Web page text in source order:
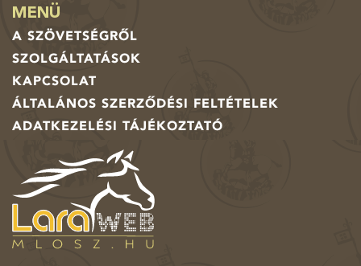
MENÜ
A SZÖVETSÉGRŐL
SZOLGÁLTATÁSOK
KAPCSOLAT
ÁLTALÁNOS SZERZŐDÉSI FELTÉTELEK
ADATKEZELÉSI TÁJÉKOZTATÓ